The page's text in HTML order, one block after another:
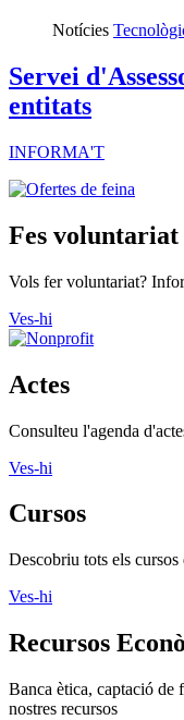
Notícies
Servei
entitats
INFORMA'T
Fes voluntariat
Vols fer voluntariat?
Ves-hi
Actes
Consulteu l'agenda
Ves-hi
Cursos
Descobriu tots els
Ves-hi
Recursos
Banca ètica, captació de
nostres recursos